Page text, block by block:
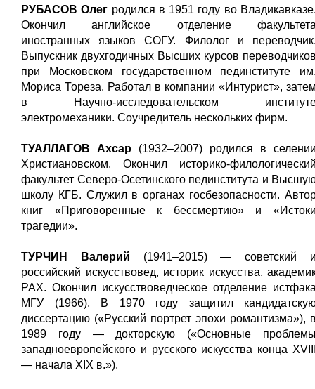
РУБАСОВ Олег родился в 1951 году во
Окончил английское отделение
иностранных языков СОГУ. Филолог и
Выпускник двухгодичных Высших курсов
при Московском государственном пединституте
Мориса Тореза. Работал в компании «Интурист»,
в Научно-исследовательском
электромеханики. Соучредитель нескольких фирм.
ТУАЛЛАГОВ Ахсар (1932–2007) родился в
Христиановском. Окончил историко-
факультет Северо-Осетинского пединститута и
школу КГБ. Служил в органах госбезопасности.
книг «Приговоренные к бессмертию» и
трагедии».
ТУРЧИН Валерий (1941–2015) — советский
российский искусствовед, историк искусства,
РАХ. Окончил искусствоведческое отделение
МГУ (1966). В 1970 году защитил
диссертацию («Русский портрет эпохи романтизма»),
1989 году — докторскую («Основные
западноевропейского и русского искусства конца
— начала XIX в.»).